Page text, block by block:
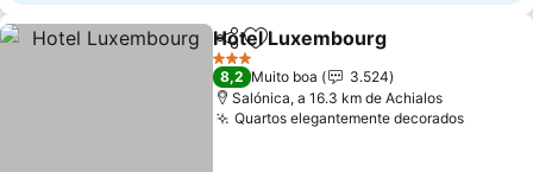
PartilharAdicionar aos favoritos
Hotel Luxembourg
3 Estrelas
8,2 Muito boa
3.524
Salónica, a 16.3 km de Achialos
Quartos elegantemente decorados